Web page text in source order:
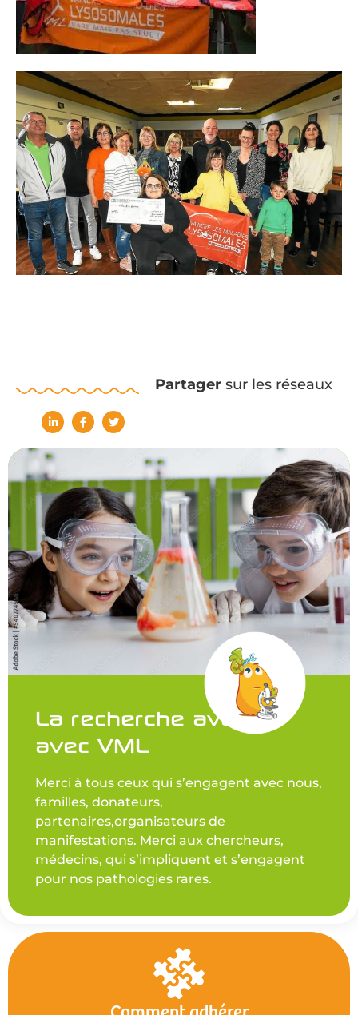
Partagersur les réseaux
La recherche avance
avec VML
Merci à tous ceux qui s’engagent avec nous,
familles, donateurs,
partenaires,organisateurs de
manifestations. Merci aux chercheurs,
médecins, qui s’impliquent et s’engagent
pour nos pathologies rares.